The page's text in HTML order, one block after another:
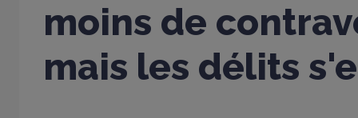
moins de
mais les délits